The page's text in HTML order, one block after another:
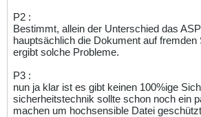
P2 :
Bestimmt, allein der Unterschied das
hauptsächlich die Dokument auf
ergibt solche Probleme.
P3 :
nun ja klar ist es gibt keinen 100%ige
sicherheitstechnik sollte schon noch ein
machen um hochsensible Datei